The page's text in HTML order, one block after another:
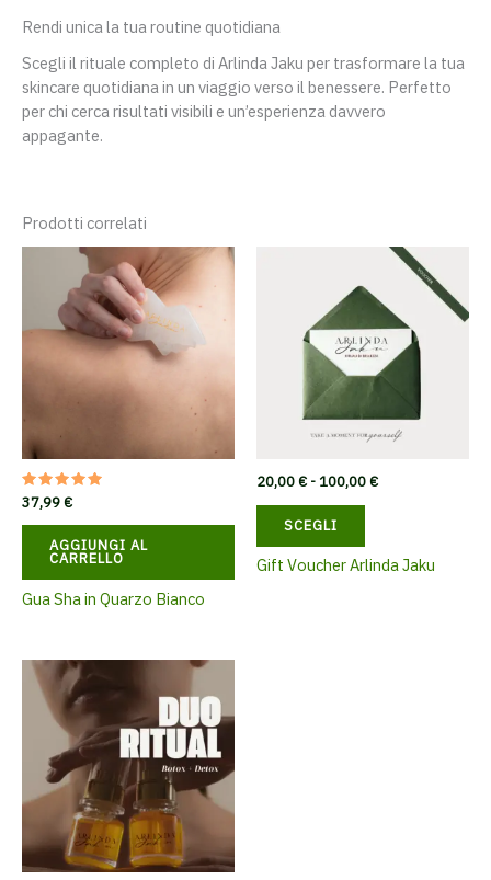
Rendi unica la tua routine quotidiana
Scegli il rituale completo di Arlinda Jaku per trasformare la tua
skincare quotidiana in un viaggio verso il benessere. Perfetto
per chi cerca risultati visibili e un’esperienza davvero
appagante.
Prodotti correlati
Valutato
5.00
su 5
37,99€
AGGIUNGI AL
CARRELLO
Gua Sha in Quarzo Bianco
20,00€ - 100,00€Fascia
20,00 €
a
SCEGLI
Questo
ha
Gift Voucher Arlinda Jaku